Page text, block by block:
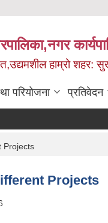
हाम्रो शहर:
परियोजना प्रतिवेदन
Projects
Projects